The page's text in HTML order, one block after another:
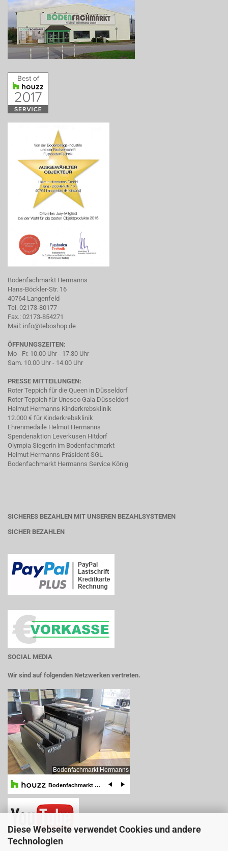
Diese Webseite verwendet Cookies und andere
Technologien
Bodenfachmarkt Hermanns
Hans-Böckler-Str. 16
40764 Langenfeld
Tel. 02173-80177
Fax.: 02173-854271
Mail: info@teboshop.de
ÖFFNUNGSZEITEN:
Mo - Fr. 10.00 Uhr - 17.30 Uhr
Sam. 10.00 Uhr - 14.00 Uhr
PRESSE MITTEILUNGEN:
Roter Teppich für die Queen in Düsseldorf
Roter Teppich für Unesco Gala Düsseldorf
Helmut Hermanns Kinderkrebsklinik
12.000 € für Kinderkrebsklinik
Ehrenmedaile Helmut Hermanns
Spendenaktion Leverkusen Hitdorf
Olympia Siegerin im Bodenfachmarkt
Helmut Hermanns Präsident SGL
Bodenfachmarkt Hermanns Service König
SICHERES BEZAHLEN MIT UNSEREN BEZAHLSYSTEMEN
SICHER BEZAHLEN
SOCIAL MEDIA
Wir sind auf folgenden Netzwerken vertreten.